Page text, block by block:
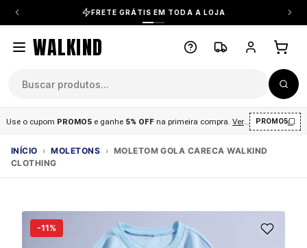
FRETE GRÁTIS EM TODA A LOJA
WALKIND
Use o cupom PROMO5 e ganhe 5% OFF na primeira compra Ver condições .
PROMO5
INÍCIO › MOLETONS › MOLETOM GOLA CARECA WALKIND
CLOTHING
-11%